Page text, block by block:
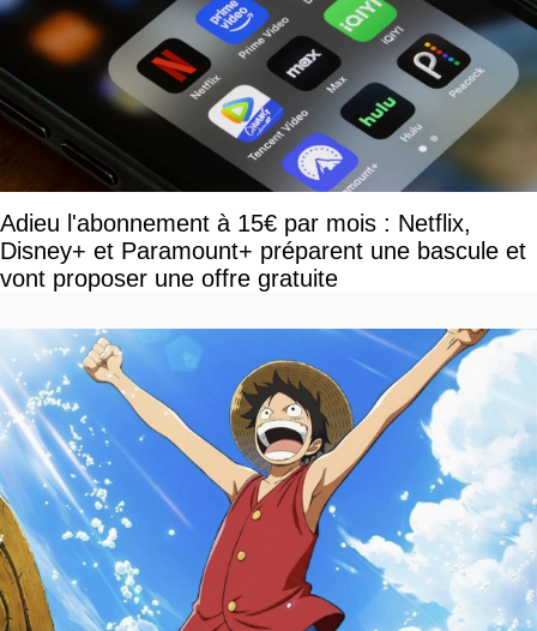
Adieu l'abonnement à 15€ par mois : Netflix,
Disney+ et Paramount+ préparent une bascule et
vont proposer une offre gratuite